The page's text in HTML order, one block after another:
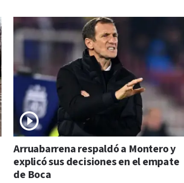
Arruabarrena respaldó a Montero y
explicó sus decisiones en el empate
de Boca